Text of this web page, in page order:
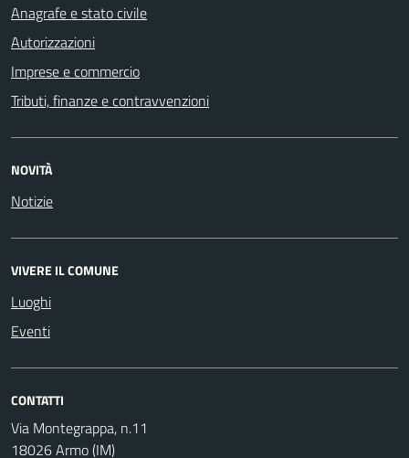
Anagrafe e stato civile
Autorizzazioni
Imprese e commercio
Tributi, finanze e contravvenzioni
NOVITÀ
Notizie
VIVERE IL COMUNE
Luoghi
Eventi
CONTATTI
Via Montegrappa, n.11
18026 Armo (IM)